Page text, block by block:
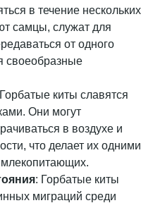
в течение нескольких
самцы, служат для
от одного
своеобразные
киты славятся
Они могут
в воздухе и
что делает их одними
: Горбатые киты
миграций среди